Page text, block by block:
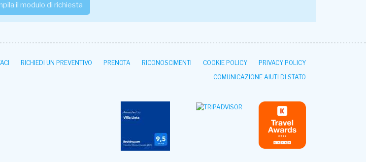
il modulo di richiesta
RICHIEDI UN PREVENTIVO PRENOTA RICONOSCIMENTI COOKIE POLICY
PRIVACY POLICY
COMUNICAZIONE AIUTI DI STATO